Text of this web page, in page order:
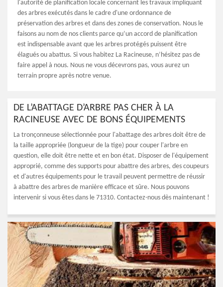
l'autorité de planification locale concernant les travaux impliquant
des arbres exécutés dans le cadre d'une ordonnance de
préservation des arbres et dans des zones de conservation. Nous le
faisons au nom de nos clients parce qu’un accord de planification
est indispensable avant que les arbres protégés puissent être
élagués ou abattus. Si vous habitez La Racineuse, n’hésitez pas de
faire appel à nous. Nous ne vous décevrons pas, vous aurez un
terrain propre après notre venue.
DE L’ABATTAGE D’ARBRE PAS CHER À LA
RACINEUSE AVEC DE BONS ÉQUIPEMENTS
La tronçonneuse sélectionnée pour l'abattage des arbres doit être de
la taille appropriée (longueur de la tige) pour couper l'arbre en
question, elle doit être nette et en bon état. Disposer de l'équipement
approprié, comme des supports pour abattre des arbres, des coupeurs
et d'autres équipements pour le travail peuvent permettre de réussir
à abattre des arbres de manière efficace et sûre. Nous pouvons
intervenir si vous êtes dans le 71310. Contactez-nous dès maintenant !